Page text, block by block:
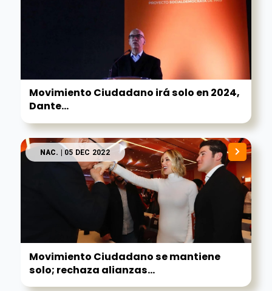
Movimiento Ciudadano irá solo en 2024,
Dante...
NAC. | 05 DEC 2022
Movimiento Ciudadano se mantiene
solo; rechaza alianzas...